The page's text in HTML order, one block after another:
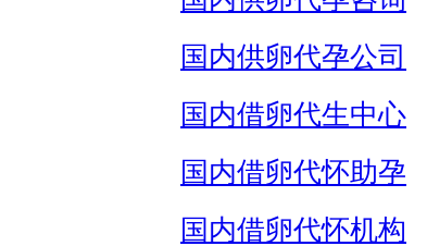
国内供卵代孕公司
国内借卵代生中心
国内借卵代怀助孕
国内借卵代怀机构